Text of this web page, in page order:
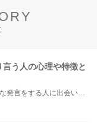
う人の心理や特徴と